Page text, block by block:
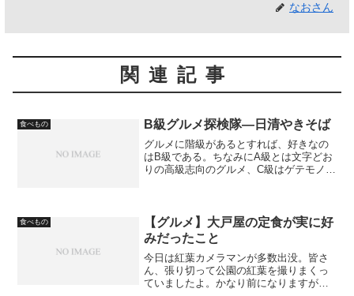
なおさん
関連記事
食べもの B級グルメ探検隊―日清やきそば
グルメに階級があるとすれば、好きなの
はB級である。ちなみにA級とは文字どお
りの高級志向のグルメ、C級はゲテモノ、
を追求したい。即...
食べもの
【グルメ】大戸屋の定食が実に好
みだったこと
今日は紅葉カメラマンが多数出没。皆さ
ん、張り切って公園の紅葉を撮りまくっ
ていましたよ。かなり前になりますが、